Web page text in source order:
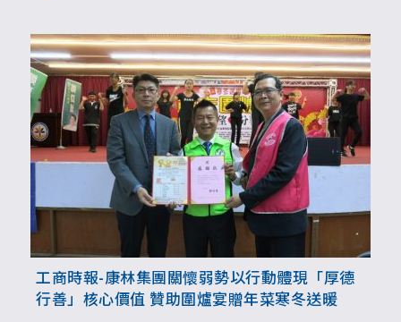
工商時報-康林集團關懷弱勢以行動體現「厚德
行善」核心價值 贊助圍爐宴贈年菜寒冬送暖